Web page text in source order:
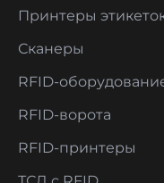
Принтеры
Сканеры
RFID-
RFID-ворота
RFID-принтеры